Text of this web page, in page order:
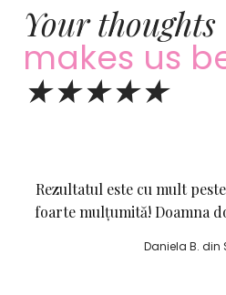
Your thoughts
makes us
★★★★★
Daniela B. din
Rezultatul este cu mult
foarte mulțumită! Doamna